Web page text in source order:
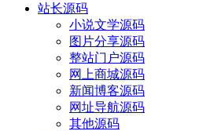
站长源码
小说文学源码
图片分享源码
整站门户源码
网上商城源码
新闻博客源码
网址导航源码
其他源码